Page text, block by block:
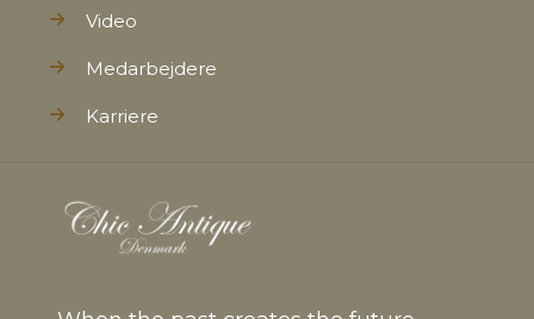
Video
Medarbejdere
Karriere